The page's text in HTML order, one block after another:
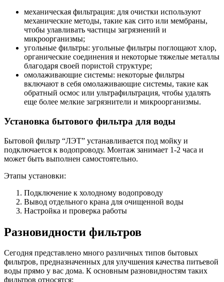
механическая фильтрация: для очистки используют
механические методы, такие как сито или мембраны,
чтобы улавливать частицы загрязнений и
микроорганизмы;
угольные фильтры: угольные фильтры поглощают хлор,
органические соединения и некоторые тяжелые металлы
благодаря своей пористой структуре;
омолаживающие системы: некоторые фильтры
включают в себя омолаживающие системы, такие как
обратный осмос или ультрафильтрация, чтобы удалять
еще более мелкие загрязнители и микроорганизмы.
Установка бытового фильтра для воды
Бытовой фильтр “ЛЭТ” устанавливается под мойку и
подключается к водопроводу. Монтаж занимает 1-2 часа и
может быть выполнен самостоятельно.
Этапы установки:
Подключение к холодному водопроводу
Вывод отдельного крана для очищенной воды
Настройка и проверка работы
Разновидности фильтров
Сегодня представлено много различных типов бытовых
фильтров, предназначенных для улучшения качества питьевой
воды прямо у вас дома. К основным разновидностям таких
фильтров относятся: